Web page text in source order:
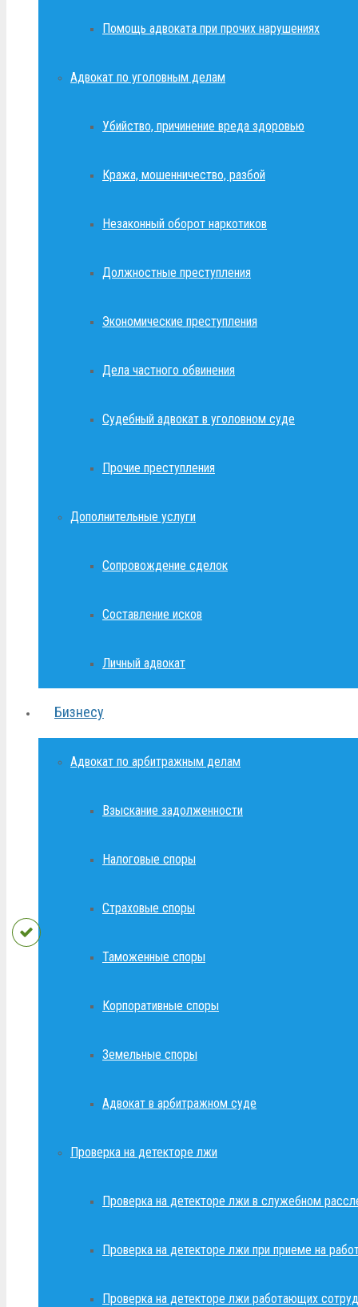
Помощь адвоката при прочих нарушениях
Адвокат по уголовным делам
Убийство, причинение вреда здоровью
Кража, мошенничество, разбой
Незаконный оборот наркотиков
Должностные преступления
Экономические преступления
Дела частного обвинения
Судебный адвокат в уголовном суде
Прочие преступления
Дополнительные услуги
Сопровождение сделок
Составление исков
Личный адвокат
Бизнесу
Адвокат по арбитражным делам
Взыскание задолженности
Налоговые споры
Страховые споры
Таможенные споры
Корпоративные споры
Земельные споры
Адвокат в арбитражном суде
Проверка на детекторе лжи
Проверка на детекторе лжи в служебном
Проверка на детекторе лжи при приеме на
Проверка на детекторе лжи работающих